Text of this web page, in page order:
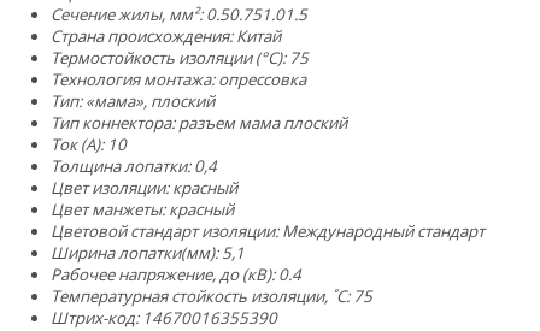
Сечение жилы, мм²:0.50.751.01.5
Страна происхождения: Китай
Термостойкость изоляции (°C): 75
Технология монтажа: опрессовка
Тип: «мама», плоский
Тип коннектора: разъем мама плоский
Ток (А): 10
Толщина лопатки: 0,4
Цвет изоляции: красный
Цвет манжеты: красный
Цветовой стандарт изоляции: Международный стандарт
Ширина лопатки(мм): 5,1
Рабочее напряжение, до (кВ): 0.4
Температурная стойкость изоляции, ˚С: 75
Штрих-код: 14670016355390